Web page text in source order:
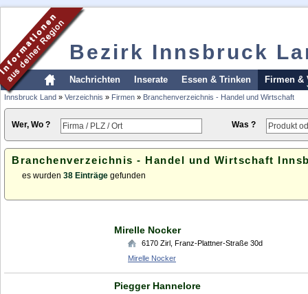
Bezirk Innsbruck
Nachrichten Inserate Essen & Trinken Firmen &
Innsbruck Land » Verzeichnis » Firmen » Branchenverzeichnis - Handel und Wirtschaft
Wer, Wo ? Was ?
Branchenverzeichnis - Handel und Wirtschaft
es wurden 38 Einträge gefunden
Mirelle Nocker
6170 Zirl Franz-Plattner-Straße 30d
Mirelle Nocker
Piegger Hannelore